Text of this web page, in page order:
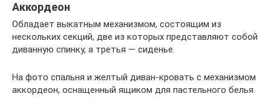
Аккордеон
Обладает выкатным механизмом, состоящим из
нескольких секций, две из которых представляют собой
диванную спинку, а третья — сиденье.
На фото спальня и желтый диван-кровать с механизмом
аккордеон, оснащенный ящиком для пастельного белья.